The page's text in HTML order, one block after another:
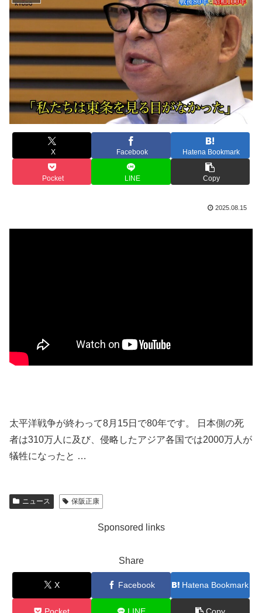
X Facebook Hatena Bookmark
Pocket LINE Copy
2025.08.15
太平洋戦争が終わって8月15日で80年です。 日本側の死
者は310万人に及び、侵略したアジア各国では2000万人が
犠牲になったと …
ニュース 保阪正康
Sponsored links
Share
X Facebook Hatena Bookmark
Pocket LINE Copy